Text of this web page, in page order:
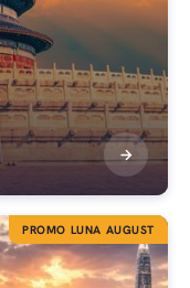
PROMO LUNA AUGUST